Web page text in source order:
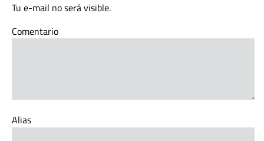
Tu e-mail no será visible.
Comentario
Alias